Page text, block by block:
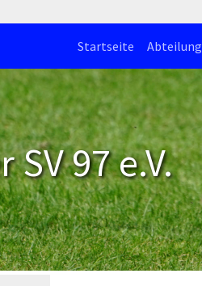
Startseite Abteilung
SV 97 e.V.